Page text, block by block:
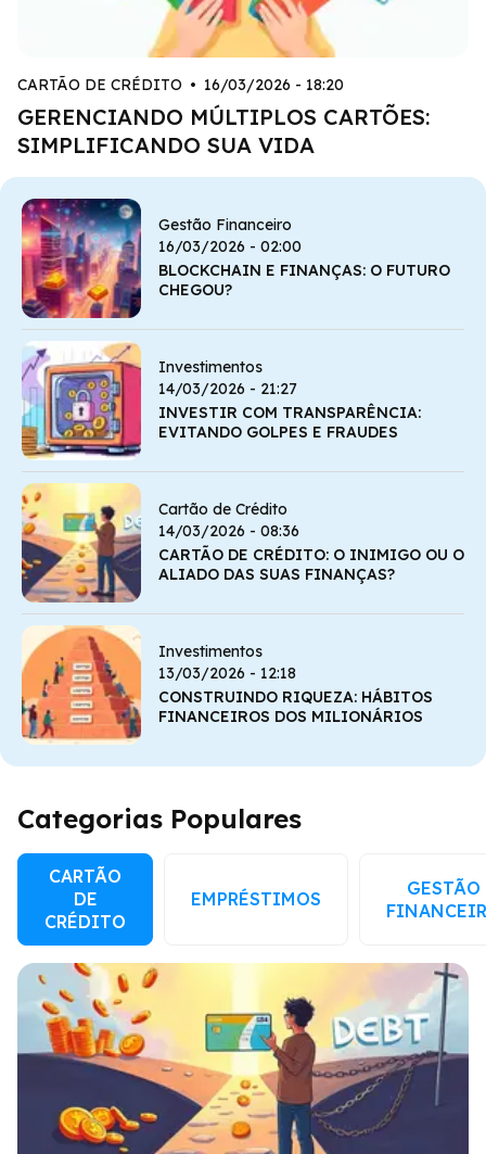
CARTÃO DE CRÉDITO • 16/03/2026 - 18:20
GERENCIANDO MÚLTIPLOS CARTÕES:
SIMPLIFICANDO SUA VIDA
Gestão Financeiro
16/03/2026 - 02:00
BLOCKCHAIN E FINANÇAS: O FUTURO
CHEGOU?
Investimentos
14/03/2026 - 21:27
INVESTIR COM TRANSPARÊNCIA:
EVITANDO GOLPES E FRAUDES
Cartão de Crédito
14/03/2026 - 08:36
CARTÃO DE CRÉDITO: O INIMIGO OU O
ALIADO DAS SUAS FINANÇAS?
Investimentos
13/03/2026 - 12:18
CONSTRUINDO RIQUEZA: HÁBITOS
FINANCEIROS DOS MILIONÁRIOS
Categorias Populares
CARTÃO
DE
CRÉDITO
EMPRÉSTIMOS
GESTÃO